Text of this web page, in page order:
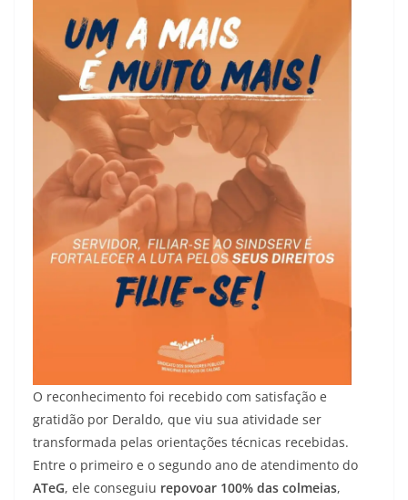
O reconhecimento foi recebido com satisfação e
gratidão por Deraldo, que viu sua atividade ser
transformada pelas orientações técnicas recebidas.
Entre o primeiro e o segundo ano de atendimento do
ATeG, ele conseguiu repovoar 100% das colmeias,